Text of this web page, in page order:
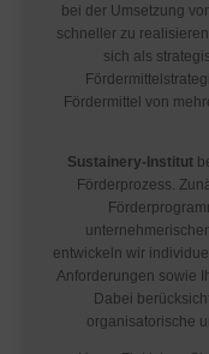
bei der Umsetzung
schneller zu
sich als
Fördermittel von
Sustainery-Institut
Förderprozess.
entwickeln wir
Anforderungen sowie
Dabei
organisatorische